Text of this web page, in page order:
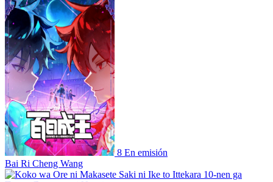
8 En emisión
Bai Ri Cheng Wang